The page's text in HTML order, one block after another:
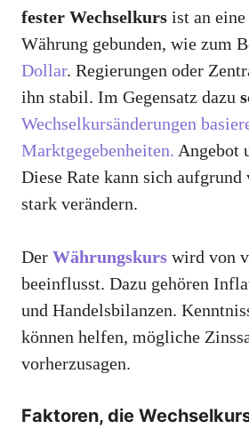
fester Wechselkurs ist an
Währung gebunden, wie zum
Dollar. Regierungen oder
ihn stabil. Im Gegensatz dazu
Wechselkursänderungen
Marktgegebenheiten. Angebot
Diese Rate kann sich
stark verändern.
Der Währungskurs wird von
beeinflusst. Dazu gehören
und Handelsbilanzen.
können helfen, mögliche
vorherzusagen.
Faktoren, die